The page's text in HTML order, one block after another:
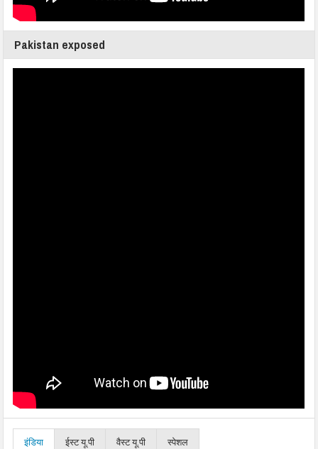
Pakistan exposed
इंडिया ईस्ट यू.पी वैस्ट यू.पी स्पेशल